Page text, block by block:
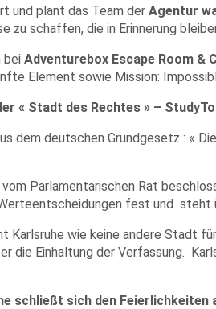
und plant das Team der Agentur
zu schaffen, die in Erinnerung
bei Adventurebox Escape Room &
Element sowie Mission:
« Stadt des Rechtes » –
dem deutschen Grundgesetz : «
Parlamentarischen Rat
fest und steht
wie keine andere Stadt
die Einhaltung der Verfassung.
schließt sich den